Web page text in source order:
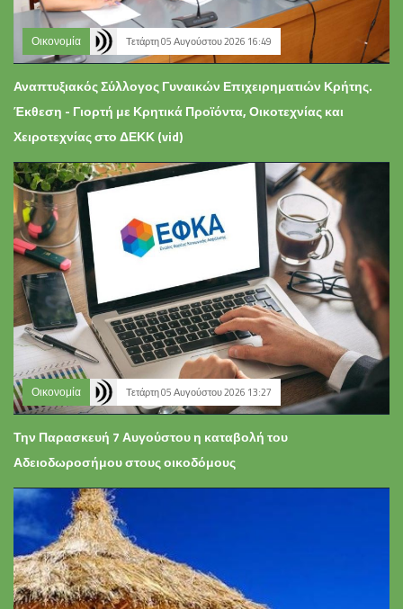
Οικονομία Τετάρτη 05 Αυγούστου 2026 16:49
Αναπτυξιακός Σύλλογος Γυναικών Επιχειρηματιών Κρήτης.
Έκθεση - Γιορτή με Κρητικά Προϊόντα, Οικοτεχνίας και
Χειροτεχνίας στο ΔΕΚΚ (vid)
Οικονομία Τετάρτη 05 Αυγούστου 2026 13:27
Την Παρασκευή 7 Αυγούστου η καταβολή του
Αδειοδωροσήμου στους οικοδόμους